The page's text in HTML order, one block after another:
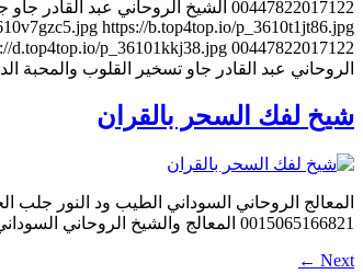
https://b.top4top.io/p_3610t1jt86.jpg
الروحاني عبد القادر جاو تسخير القلوب والمحبة الدائمة بين
شيخ لفك السحر بالقران
0015065166821 المعالج والشيخ الروحاني السوداني الطيب ود النور جعل الزوج مطيعًا أو متعلقًا بزوجته 0015065166821 المعالج الروحاني السوداني الطيب ود النور إثارة المحبة والهيام […]
Next
←